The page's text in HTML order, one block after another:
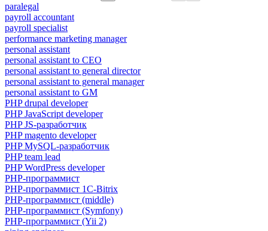
paralegal
payroll accountant
payroll specialist
performance marketing manager
personal assistant
personal assistant to CEO
personal assistant to general director
personal assistant to general manager
personal assistant to GM
PHP drupal developer
PHP JavaScript developer
PHP JS-разработчик
PHP magento developer
PHP MySQL-разработчик
PHP team lead
PHP WordPress developer
PHP-программист
PHP-программист 1C-Bitrix
PHP-программист (middle)
PHP-программист (Symfony)
PHP-программист (Yii 2)